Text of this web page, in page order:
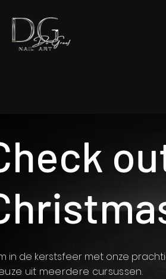
in de kerstsfeer met onze
uit meerdere cursussen.